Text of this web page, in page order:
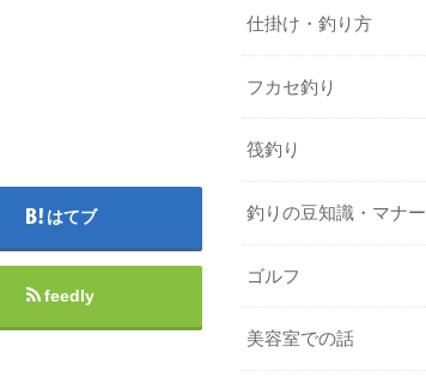
はてブ
feedly
仕掛け・釣り方
フカセ釣り
筏釣り
釣りの豆知識・マナー
ゴルフ
美容室での話